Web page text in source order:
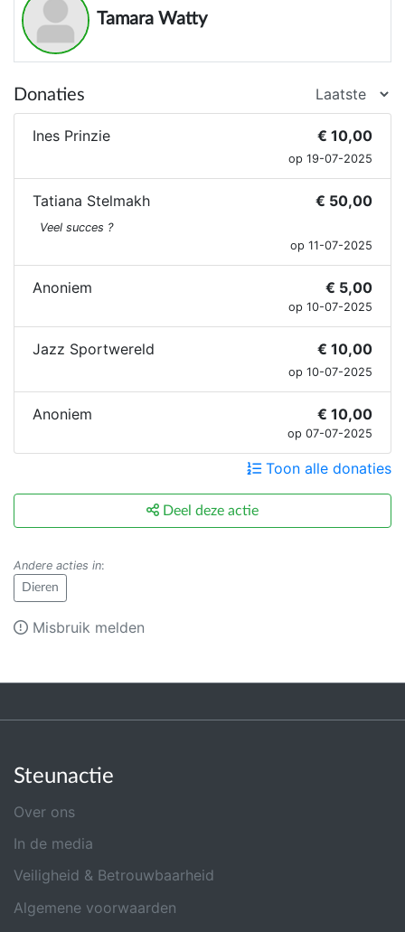
Tamara Watty
Donaties
Ines Prinzie € 10,00
op 19-07-2025
Tatiana Stelmakh € 50,00
Veel succes ?
op 11-07-2025
Anoniem € 5,00
op 10-07-2025
Jazz Sportwereld € 10,00
op 10-07-2025
Anoniem € 10,00
op 07-07-2025
Toon alle donaties
Deel deze actie
Andere acties in:
Dieren
Misbruik melden
Steunactie
Over ons
In de media
Veiligheid & Betrouwbaarheid
Algemene voorwaarden